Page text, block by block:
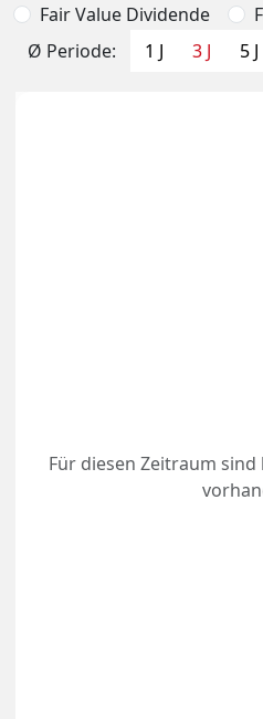
Fair Value Dividende
Ø Periode:
1 J 3 J 5 J
Für diesen Zeitraum sind